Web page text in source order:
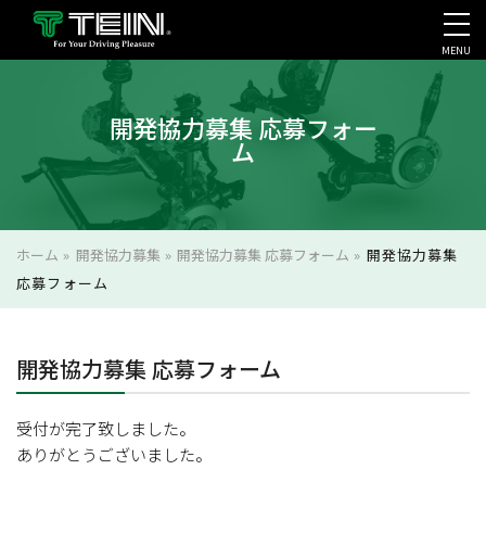
会社案内・採用・IR
MENU
開発協力募集 応募フォー
ム
ホーム » 開発協力募集» 開発協力募集 応募フォーム » 開発協力募集
応募フォーム
開発協力募集 応募フォーム
受付が完了致しました。
ありがとうございました。